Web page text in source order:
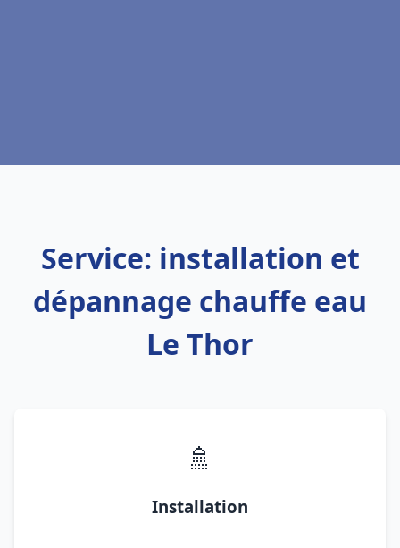
Service: installation et
dépannage chauffe eau
Le Thor
🚿
Installation